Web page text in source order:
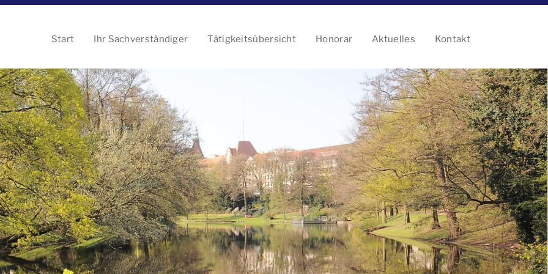
Start Ihr Sachverständiger Tätigkeitsübersicht Honorar Aktuelles Kontakt